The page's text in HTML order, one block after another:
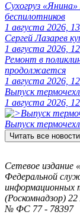
Сухогруз
беспилотников
1 августа 2026,
Сергей Лазарев
1 августа 2026,
Ремонт в
продолжается
1 августа 2026,
Выпуск
1 августа 2026,
Выпуск
Читать все новости
Сетевое издание
Федеральной
информационных
(Роскомнадзор)
№ ФС 77 - 78397